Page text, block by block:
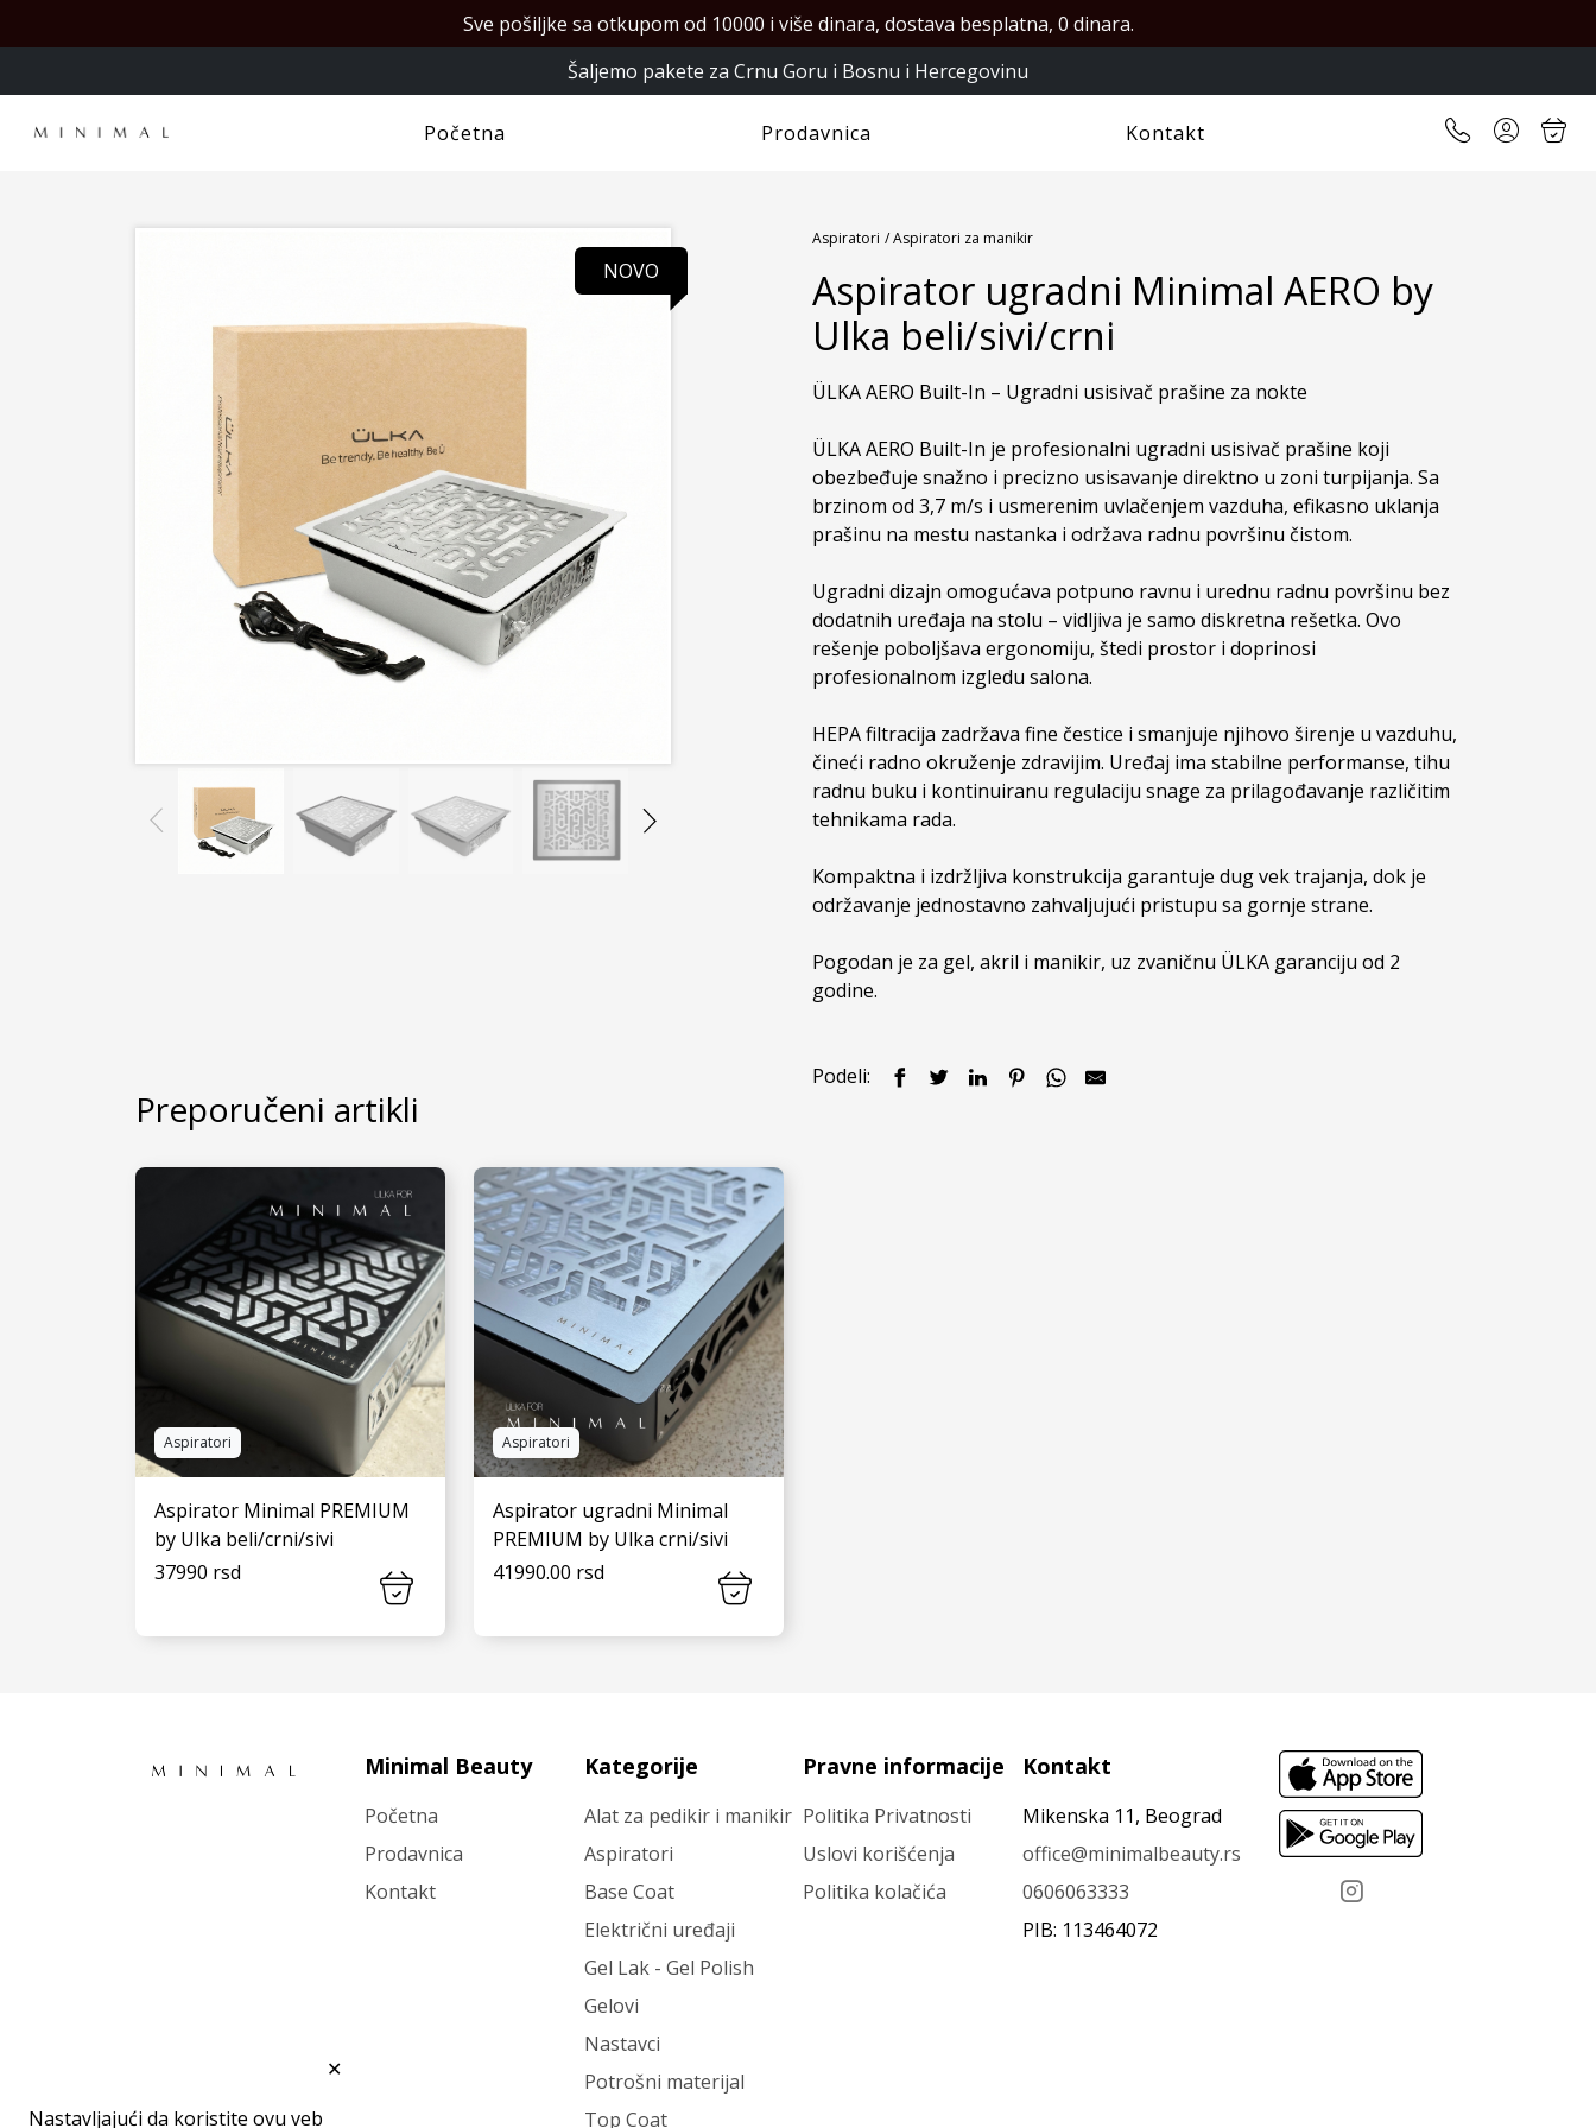
Sve pošiljke sa otkupom od 10000 i više dinara, dostava besplatna, 0 dinara.
Šaljemo pakete za Crnu Goru i Bosnu i Hercegovinu
Početna Prodavnica Kontakt
NOVO
Aspiratori / Aspiratori za manikir
Aspirator ugradni Minimal AERO by
Ulka beli/sivi/crni
ÜLKA AERO Built-In – Ugradni usisivač prašine za nokte
ÜLKA AERO Built-In je profesionalni ugradni usisivač prašine koji
obezbeđuje snažno i precizno usisavanje direktno u zoni turpijanja. Sa
brzinom od 3,7 m/s i usmerenim uvlačenjem vazduha, efikasno uklanja
prašinu na mestu nastanka i održava radnu površinu čistom.
Ugradni dizajn omogućava potpuno ravnu i urednu radnu površinu bez
dodatnih uređaja na stolu – vidljiva je samo diskretna rešetka. Ovo
rešenje poboljšava ergonomiju, štedi prostor i doprinosi
profesionalnom izgledu salona.
HEPA filtracija zadržava fine čestice i smanjuje njihovo širenje u vazduhu,
čineći radno okruženje zdravijim. Uređaj ima stabilne performanse, tihu
radnu buku i kontinuiranu regulaciju snage za prilagođavanje različitim
tehnikama rada.
Kompaktna i izdržljiva konstrukcija garantuje dug vek trajanja, dok je
održavanje jednostavno zahvaljujući pristupu sa gornje strane.
Pogodan je za gel, akril i manikir, uz zvaničnu ÜLKA garanciju od 2
godine.
Podeli:
Preporučeni artikli
VIDI JOŠ
Aspiratori
Aspirator Minimal PREMIUM
by Ulka beli/crni/sivi
37990 rsd
VIDI JOŠ
Aspiratori
Aspirator ugradni Minimal
PREMIUM by Ulka crni/sivi
41990.00 rsd
Minimal Beauty
Početna
Prodavnica
Kontakt
Kategorije
Alat za pedikir i manikir
Aspiratori
Base Coat
Električni uređaji
Gel Lak - Gel Polish
Gelovi
Nastavci
Potrošni materijal
Top Coat
Pravne informacije
Politika Privatnosti
Uslovi korišćenja
Politika kolačića
Kontakt
Mikenska 11, Beograd
office@minimalbeauty.rs
0606063333
PIB: 113464072
Nastavljajući da koristite ovu veb
✕